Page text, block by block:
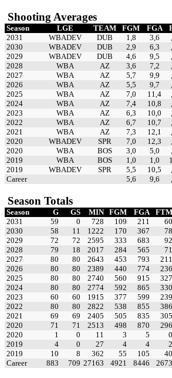
Shooting Averages
Season LGE TEAM FGM FGA
2031
WBADEV DUB 1,8 3,6
2030
WBADEV DUB 2,9 6,3
2029
WBADEV DUB 4,6 9,5
2028
WBA AZ 3,6 7,2
2027
WBA AZ 5,7 9,9
2026
WBA AZ 5,5 9,7
2025
WBA AZ 7,0 11,4
2024
WBA AZ 7,4 10,8
2023
WBA AZ 6,3 10,0
2022
WBA AZ 6,7 10,7
2021
WBA AZ 7,3 12,1
2020
WBADEV SPR 7,0 12,3
2020
WBA BOS 3,0 5,0
2019
WBA BOS 1,0 1,0
2019
WBADEV SPR 5,5 10,5
Career
5,6 9,6
Season Totals
Season G GS MIN FGM FGA FTM
2031
59 0 728 109 211 60
2030
58 11 1222 170 367 78
2029
72 72 2595 333 683 92
2028
79 18 2017 284 565 71
2027
80 80 2643 453 793 211
2026
80 80 2389 440 774 236
2025
80 80 2740 560 915 327
2024
80 80 2774 592 865 330
2023
60 60 1915 377 599 239
2022
80 80 2822 538 855 386
2021
69 69 2405 505 835 305
2020
71 71 2513 498 870 296
2020
1 0 11 3 5 0
2019
4 0 27 4 4 2
2019
10 8 362 55 105 40
Career
883 709 27163 4921 8446 2673